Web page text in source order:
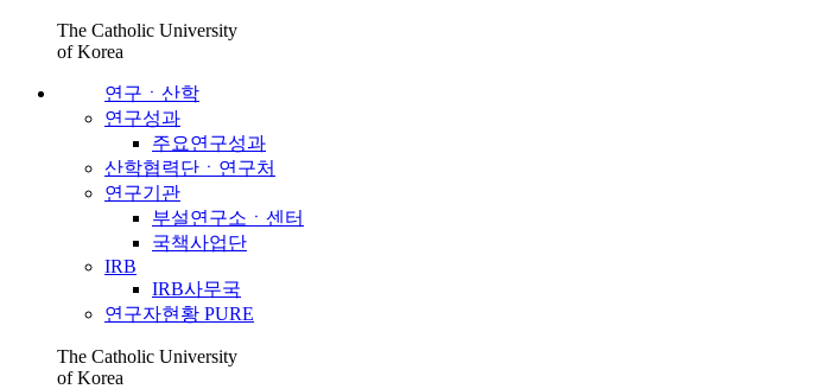
The Catholic University
of Korea
연구ㆍ산학
연구성과
주요연구성과
산학협력단ㆍ연구처
연구기관
부설연구소ㆍ센터
국책사업단
IRB
IRB사무국
연구자현황 PURE
The Catholic University
of Korea